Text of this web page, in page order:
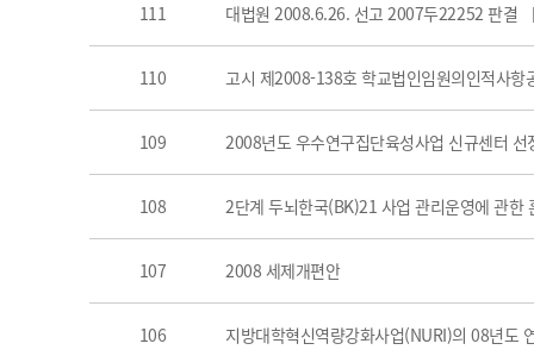
111 대법원 2008.6.26. 선고 2007두22252 판결
110 고시 제2008-138호 학교법인임원의인적사항
109 2008년도 우수연구집단육성사업 신규센터 선
108 2단계 두뇌한국(BK)21 사업 관리운영에 관한
107 2008 세제개편안
106 지방대학혁신역량강화사업(NURI)의 08년도